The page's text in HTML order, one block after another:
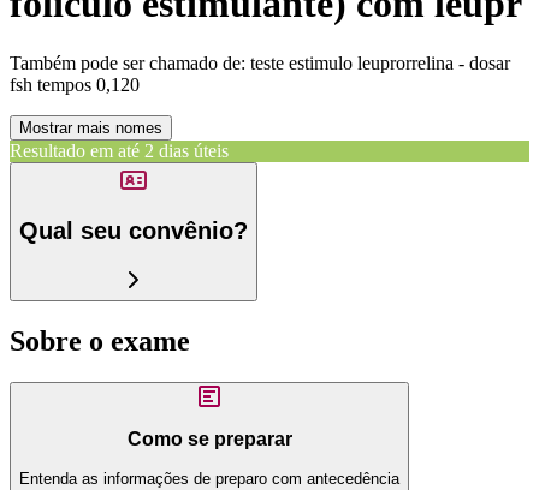
Também pode ser chamado de: teste estimulo leuprorrelina - dosar
fsh tempos 0,120
Mostrar mais nomes
Resultado em até 2 dias úteis
Qual seu convênio?
Sobre o exame
Como se preparar
Entenda as informações de preparo com antecedência